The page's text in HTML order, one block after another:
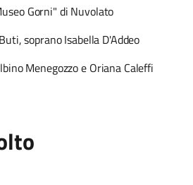
Gorni" di Nuvolato
soprano Isabella D'Addeo
Menegozzo e Oriana Caleffi